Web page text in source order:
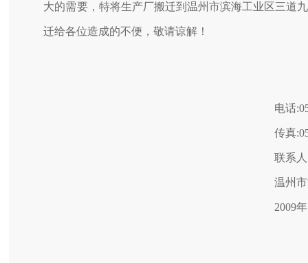
大的需要，特将生产厂搬迁到温州市滨海工业区三道
迁给各位造成的不便，敬请谅解！
电话:0577-
传真:0577-
联系人：朱
温州市博奥机械制
2009年 02月